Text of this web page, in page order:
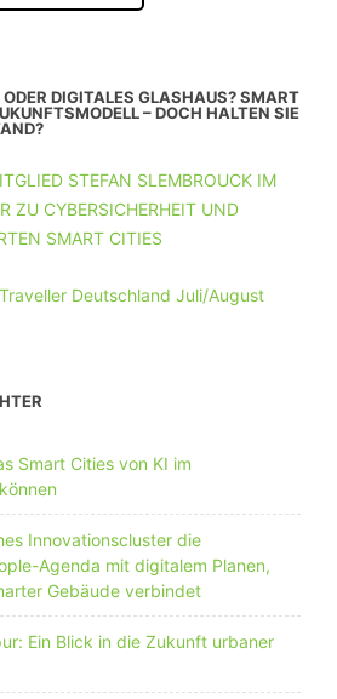
DIGITALES GLASHAUS? SMART
– DOCH HALTEN SIE
STEFAN SLEMBROUCK IM
ZU CYBERSICHERHEIT UND
SMART CITIES
Smart Cities von KI im
Innovationscluster die
Agenda mit digitalem Planen,
Gebäude verbindet
Ein Blick in die Zukunft urbaner